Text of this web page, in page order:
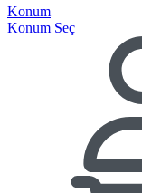
Konum
Konum Seç